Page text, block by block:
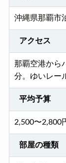
沖縄県那覇市
アクセス
那覇空港から
分。ゆいレー
平均予算
2,500〜2,800
部屋の種類